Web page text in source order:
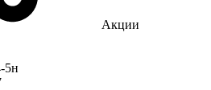
Акции
5н